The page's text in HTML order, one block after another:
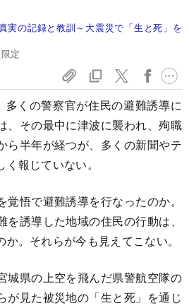
実の記録と教訓～大震災で「生と死」を
定
くの警察官が住民の避難誘導に
、その最中に津波に襲われ、殉職
ら半年が経つが、多くの新聞やテ
報じていない。
悟で避難誘導を行なったのか。
誘導した地域の住民の行動は、
。それらが今も見えてこない。
城県の上空を飛んだ県警航空隊の
が見た被災地の「生と死」を通じ